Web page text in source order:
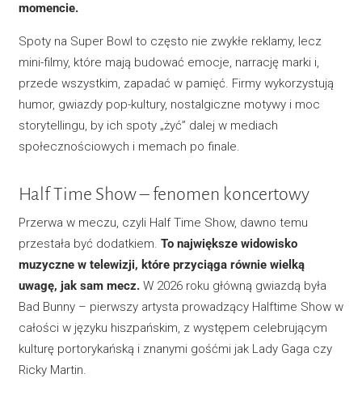
momencie.
Spoty na Super Bowl to często nie zwykłe reklamy, lecz
mini-filmy, które mają budować emocje, narrację marki i,
przede wszystkim, zapadać w pamięć. Firmy wykorzystują
humor, gwiazdy pop-kultury, nostalgiczne motywy i moc
storytellingu, by ich spoty „żyć” dalej w mediach
społecznościowych i memach po finale.
Half Time Show – fenomen koncertowy
Przerwa w meczu, czyli Half Time Show, dawno temu
przestała być dodatkiem. To największe widowisko
muzyczne w telewizji, które przyciąga równie wielką
uwagę, jak sam mecz.W 2026 roku główną gwiazdą była
Bad Bunny – pierwszy artysta prowadzący Halftime Show w
całości w języku hiszpańskim, z występem celebrującym
kulturę portorykańską i znanymi gośćmi jak Lady Gaga czy
Ricky Martin.